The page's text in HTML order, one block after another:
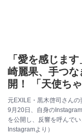
「愛を感じま
崎麗果、手つ
開！ 「天使ちゃ
元EXILE・黒木啓司さん
9月20日、自身の
を公開し、反響を呼んで
Instagramより）